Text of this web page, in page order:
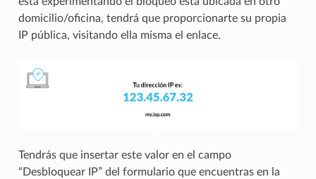
domicilio/oficina, tendrá que proporcionarte su propia
IP pública, visitando ella misma el enlace.
Tendrás que insertar este valor en el campo
“Desbloquear IP” del formulario que encuentras en la